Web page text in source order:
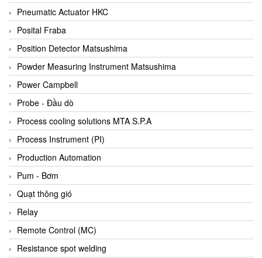
BETA
Bifold
Bihl+wiedemann
Bihl+wiedemann
Bilz
Binder Connector
Biotech
BirdX Vietnam
BK Vibro
Black Box
BlackBox Vietnam
BLAGDON PUMP
Bloom Engineering
Boneng
Pneumatic Actuator HKC
Posital Fraba
Position Detector Matsushima
Powder Measuring Instrument Matsushima
Power Campbell
Probe - Đầu dò
Process cooling solutions MTA S.P.A
Process Instrument (PI)
Production Automation
Pum - Bơm
Quạt thông gió
Relay
Remote Control (MC)
Resistance spot welding